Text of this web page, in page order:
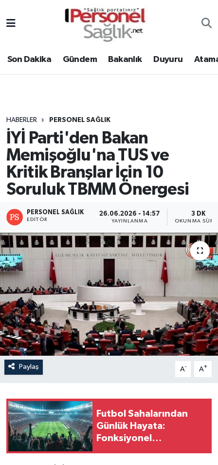
Son Dakika Gündem Bakanlık Duyuru
HABERLER PERSONEL SAĞLIK
İYİ Parti'den Bakan
Memişoğlu'na TUS ve
Kritik Branşlar İçin 10
Soruluk TBMM Önergesi
PERSONEL SAĞLIK
EDITÖR
26.06.2026 - 14:57
YAYINLANMA
3 DK
OKUNMA
Paylaş A- A+
Futbol Sahalarından
Günlük Hayata:
Fonksiyonel
Gündem
Atamalar
Mevzuat
Sendika
Kpss - Sınav
Nöbetçi Eczaneler
Hava Durumu
Tüm Manşetler
Son Dakika Haberleri
Haber Arşivi